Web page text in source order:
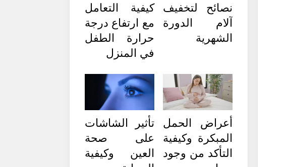
نصائح لتخفيف
آلام الدورة
الشهرية
كيفية التعامل
مع ارتفاع درجة
حرارة الطفل
في المنزل
أعراض الحمل
المبكرة وكيفية
التأكد من وجود
تأثير الشاشات
على صحة
العين وكيفية